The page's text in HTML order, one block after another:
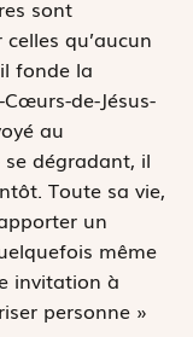
sont
qu’aucun
fonde la
de-Jésus-
au
dégradant, il
Toute sa vie,
un
même
invitation à
personne »